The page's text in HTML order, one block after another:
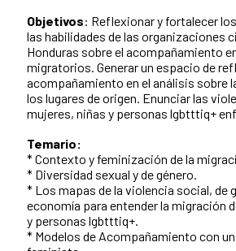
Objetivos: Reflexionar y fortalecer
las habilidades de las organizaciones
Honduras sobre el acompañamiento
migratorios. Generar un espacio de
acompañamiento en el análisis sobre
los lugares de origen. Enunciar las
mujeres, niñas y personas lgbtttiq+
Temario:
* Contexto y feminización de la
* Diversidad sexual y de género.
* Los mapas de la violencia social, de
economía para entender la migración
y personas lgbtttiq+.
* Modelos de Acompañamiento con